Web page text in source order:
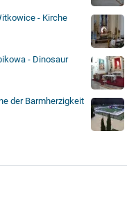
- Kirche
- Dinosaur
der Barmherzigkeit